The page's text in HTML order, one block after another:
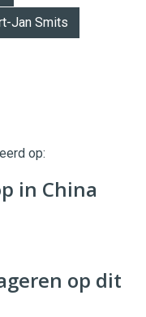
Jan Smits
op:
in China
op dit